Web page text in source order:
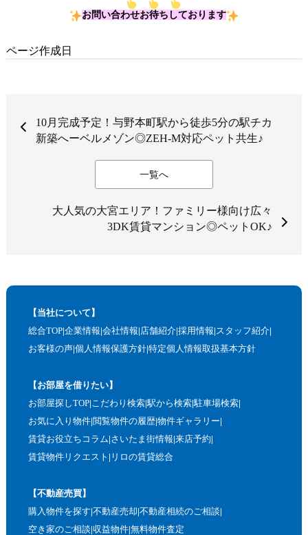
お問い合わせお待ちしております
ページ作成日
10月完成予定！与野本町駅から徒歩5分の駅チカ
新築へーベルメゾン◎ZEH-M対応ペット共生♪
一覧へ
大人気の大宮エリア！ファミリー様向け広々
3DK賃貸マンション◎ペットOK♪
【当社について】
総合TOP 企業情報 会社情報 店舗紹介 採用情報 スタッフ紹介
お客様の声 個人情報保護方針 特定個人情報取扱基本方針
【お部屋を借りたい】
お部屋探しTOP こだわり検索 駅から検索 駐車場検索
お気に入り物件 閲覧物件の履歴 物件ギャラリー
賃貸お役立ちコラム さいたま街情報 来店予約
賃貸物件リクエスト リロの賃貸総合
【不動産売買】
購入物件を探す 不動産売却 不動産相続のご相談
空き家のご相談 収益物件 無料物件査定